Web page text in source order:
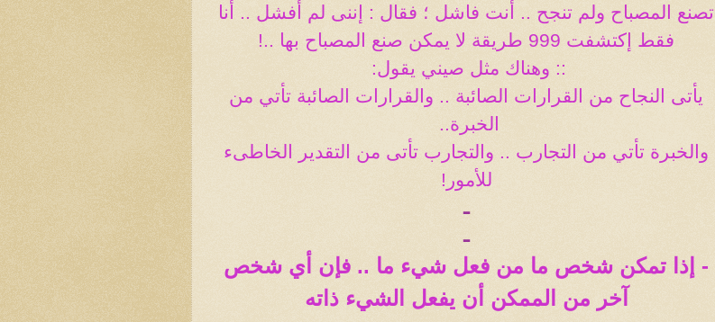
تصنع المصباح ولم تنجح .. أنت فاشل ؛ فقال : إننى لم أفشل .. أنا
فقط إكتشفت 999 طريقة لا يمكن صنع المصباح بها ..!
:: وهناك مثل صيني يقول:
يأتى النجاح من القرارات الصائبة .. والقرارات الصائبة تأتي من
الخبرة..
والخبرة تأتي من التجارب .. والتجارب تأتى من التقدير الخاطىء
للأمور!
ـ
ـ
- إذا تمكن شخص ما من فعل شيء ما .. فإن أي شخص
آخر من الممكن أن يفعل الشيء ذاته